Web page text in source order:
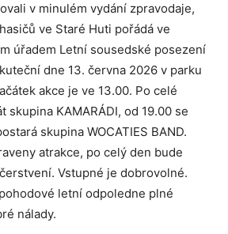
v minulém vydání zpravodaje,
ve Staré Huti pořádá ve
úřadem Letní sousedské posezení
dne 13. června 2026 v parku
akce je ve 13.00. Po celé
skupina KAMARÁDI, od 19.00 se
skupina WOCATIES BAND.
atrakce, po celý den bude
Vstupné je dobrovolné.
letní odpoledne plné
nálady.